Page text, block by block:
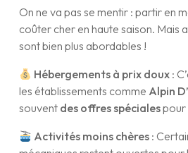
On ne va pas se mentir : partir en
coûter cher en haute saison. Mais
sont bien plus abordables !
Hébergements à prix doux :
les établissements comme Alpin
souvent des offres spécialespour
Activités moins chères :